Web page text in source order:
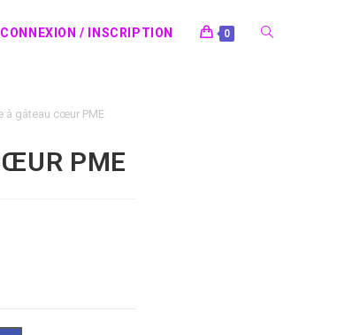
CONNEXION / INSCRIPTION 0
à gâteau cœur PME
PME